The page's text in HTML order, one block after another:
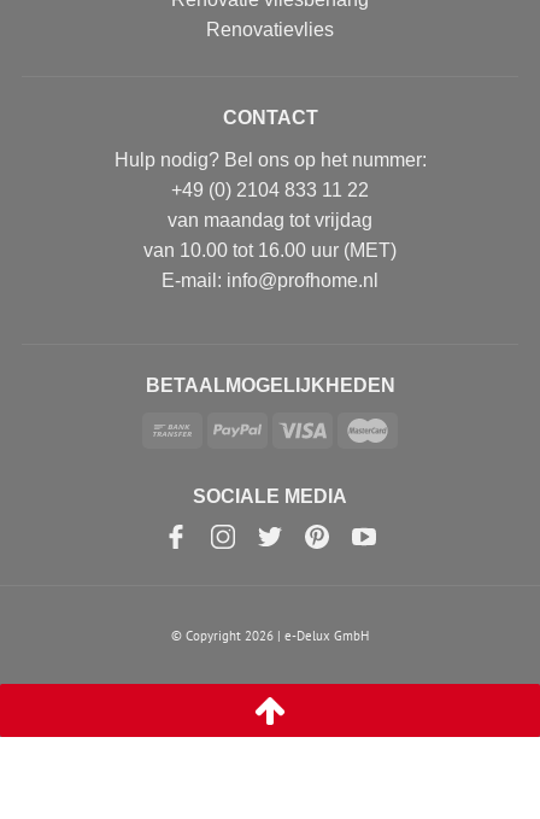
Renovatievlies
CONTACT
Hulp nodig? Bel ons op het nummer:
+49 (0) 2104 833 11 22
van maandag tot vrijdag
van 10.00 tot 16.00 uur (MET)
E-mail: info@profhome.nl
BETAALMOGELIJKHEDEN
SOCIALE MEDIA
© Copyright 2026 | e-Delux GmbH